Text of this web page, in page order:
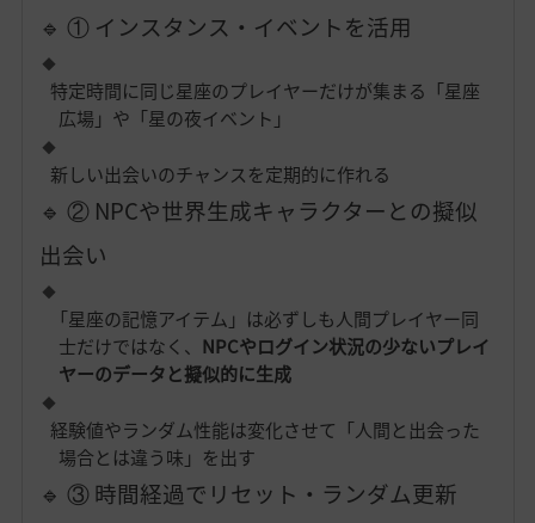
🔹 ① インスタンス・イベントを活用
特定時間に同じ星座のプレイヤーだけが集まる「星座
広場」や「星の夜イベント」
新しい出会いのチャンスを定期的に作れる
🔹 ② NPCや世界生成キャラクターとの擬似
出会い
「星座の記憶アイテム」は必ずしも人間プレイヤー同
士だけではなく、 NPCやログイン状況の少ないプレイ
ヤーのデータと擬似的に生成
経験値やランダム性能は変化させて「人間と出会った
場合とは違う味」を出す
🔹 ③ 時間経過でリセット・ランダム更新